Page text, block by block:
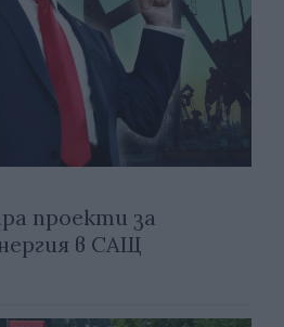
проекти за
в САЩ